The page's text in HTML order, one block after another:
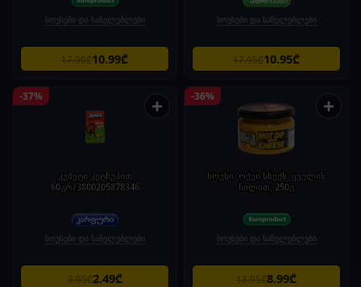
სოუსები და სანელებლები
17.90₾10.99₾
სოუსები და სანელებლები
17.95₾10.95₾
-37% +
კუბეტი კეტჩუპით
60გრ/3800205878346
სოუსები და სანელებლები
3.95₾2.49₾
-36% +
სოუსი 'ოქეი სნექს' ყველის
ჩილით, 250გ
სოუსები და სანელებლები
13.95₾8.99₾